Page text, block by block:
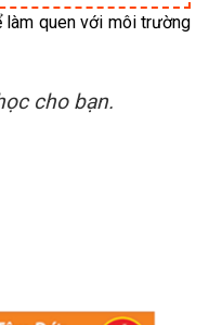
quen với môi trường
cho bạn.